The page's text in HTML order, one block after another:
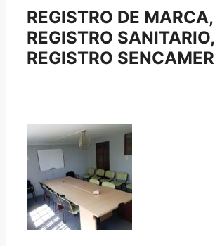
REGISTRO DE MARCA,
REGISTRO SANITARIO,
REGISTRO SENCAMER